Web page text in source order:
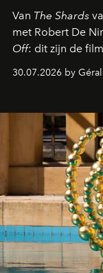
Van The Shards
met Robert De
Off: dit zijn de
30.07.2026 by